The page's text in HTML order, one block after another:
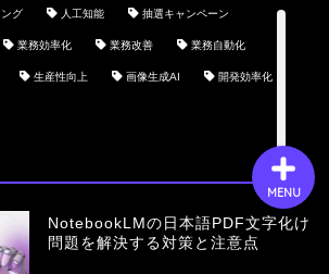
グ 人工知能 抽選キャンペーン
業務効率化 業務改善 業務自動化
生産性向上 画像生成AI 開発効率化
NotebookLMの日本語PDF文字化け
問題を解決する対策と注意点
MENU
お問い合わせ